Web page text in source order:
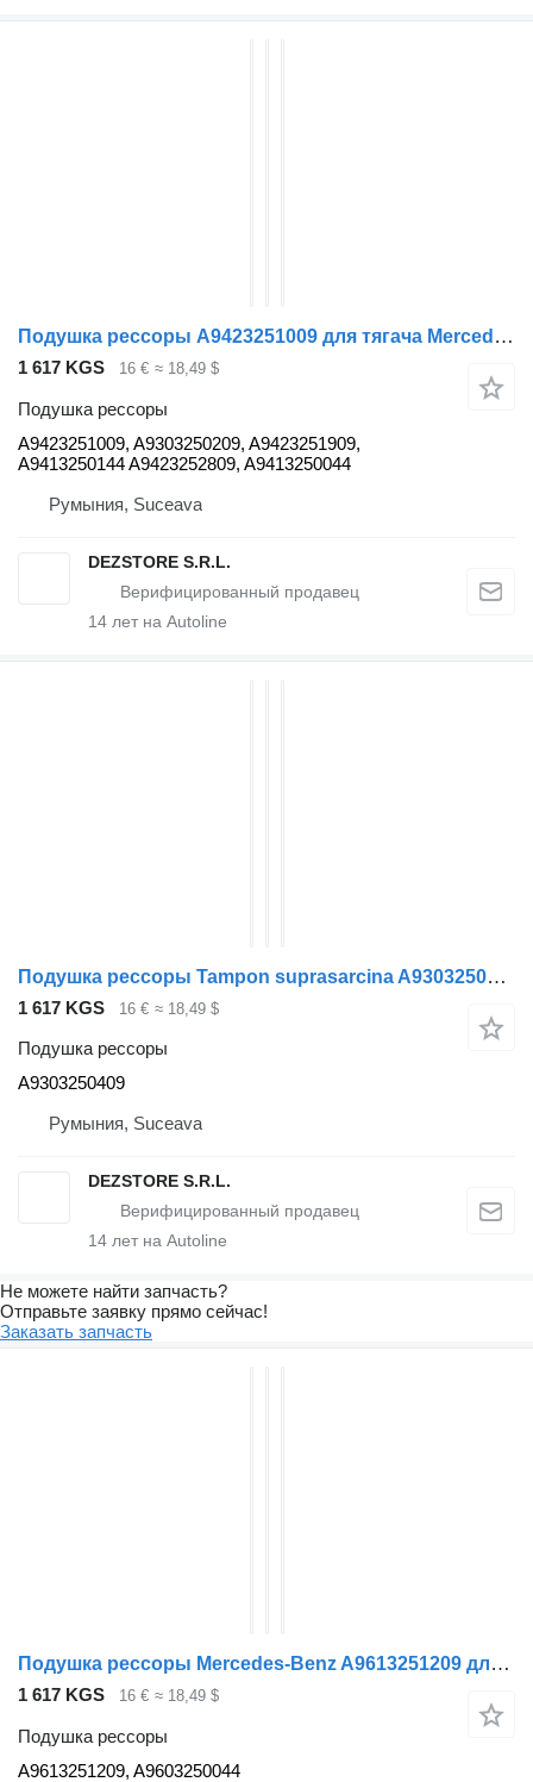
Подушка рессоры A9423251009 для тягача Mercedes-Benz ACTROS MP2
1 617 KGS 16 € ≈ 18,49 $
Подушка рессоры
A9423251009, A9303250209, A9423251909,
A9413250144 A9423252809, A9413250044
Румыния, Suceava
DEZSTORE S.R.L.
14 лет на Autoline
Подушка рессоры Tampon suprasarcina A9303250409 для тягача Mercedes-Benz ACTROS MP3
1 617 KGS 16 € ≈ 18,49 $
Подушка рессоры
A9303250409
Румыния, Suceava
DEZSTORE S.R.L.
14 лет на Autoline
Не можете найти запчасть?
Отправьте заявку прямо сейчас!
Заказать запчасть
Подушка рессоры Mercedes-Benz A9613251209 для тягача Mercedes-Benz ACTROS MP4
1 617 KGS 16 € ≈ 18,49 $
Подушка рессоры
A9613251209, A9603250044